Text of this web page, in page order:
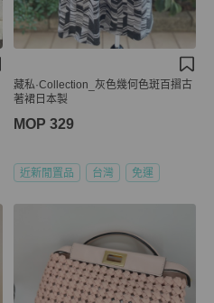
藏私·Collection_灰色幾何色斑百摺古
著裙日本製
MOP 329
近新閒置品 台灣 免運